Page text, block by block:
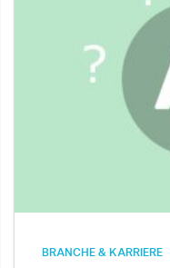
BRANCHE & KARRIERE